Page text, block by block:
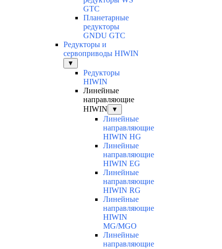
GTC
Планетарные
редукторы
GNDU GTC
Редукторы и
сервоприводы HIWIN
▼
Редукторы
HIWIN
Линейные
направляющие
HIWIN
▼
Линейные
направляющие
HIWIN HG
Линейные
направляющие
HIWIN EG
Линейные
направляющие
HIWIN RG
Линейные
направляющие
HIWIN
MG/MGO
Линейные
направляющие